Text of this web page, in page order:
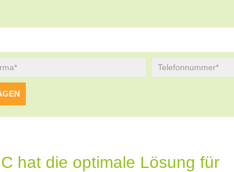
hat die optimale Lösung für